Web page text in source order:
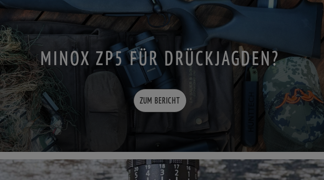
MINOX ZP5 FÜR DRÜCKJAGDEN?
ZUM BERICHT